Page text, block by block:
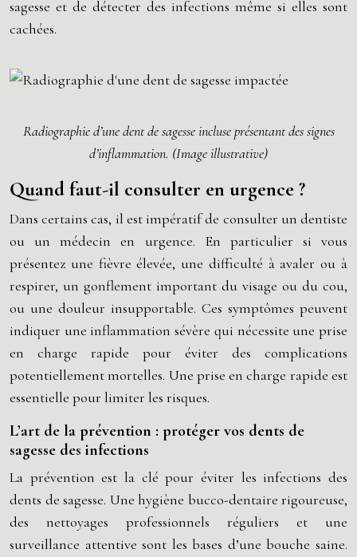
sagesse et de détecter des infections même si elles sont
cachées.
Radiographie d’une dent de sagesse incluse présentant des signes
d’inflammation. (Image illustrative)
Quand faut-il consulter en urgence ?
Dans certains cas, il est impératif de consulter un dentiste
ou un médecin en urgence. En particulier si vous
présentez une fièvre élevée, une difficulté à avaler ou à
respirer, un gonflement important du visage ou du cou,
ou une douleur insupportable. Ces symptômes peuvent
indiquer une inflammation sévère qui nécessite une prise
en charge rapide pour éviter des complications
potentiellement mortelles. Une prise en charge rapide est
essentielle pour limiter les risques.
L’art de la prévention : protéger vos dents de
sagesse des infections
La prévention est la clé pour éviter les infections des
dents de sagesse. Une hygiène bucco-dentaire rigoureuse,
des nettoyages professionnels réguliers et une
surveillance attentive sont les bases d’une bouche saine.